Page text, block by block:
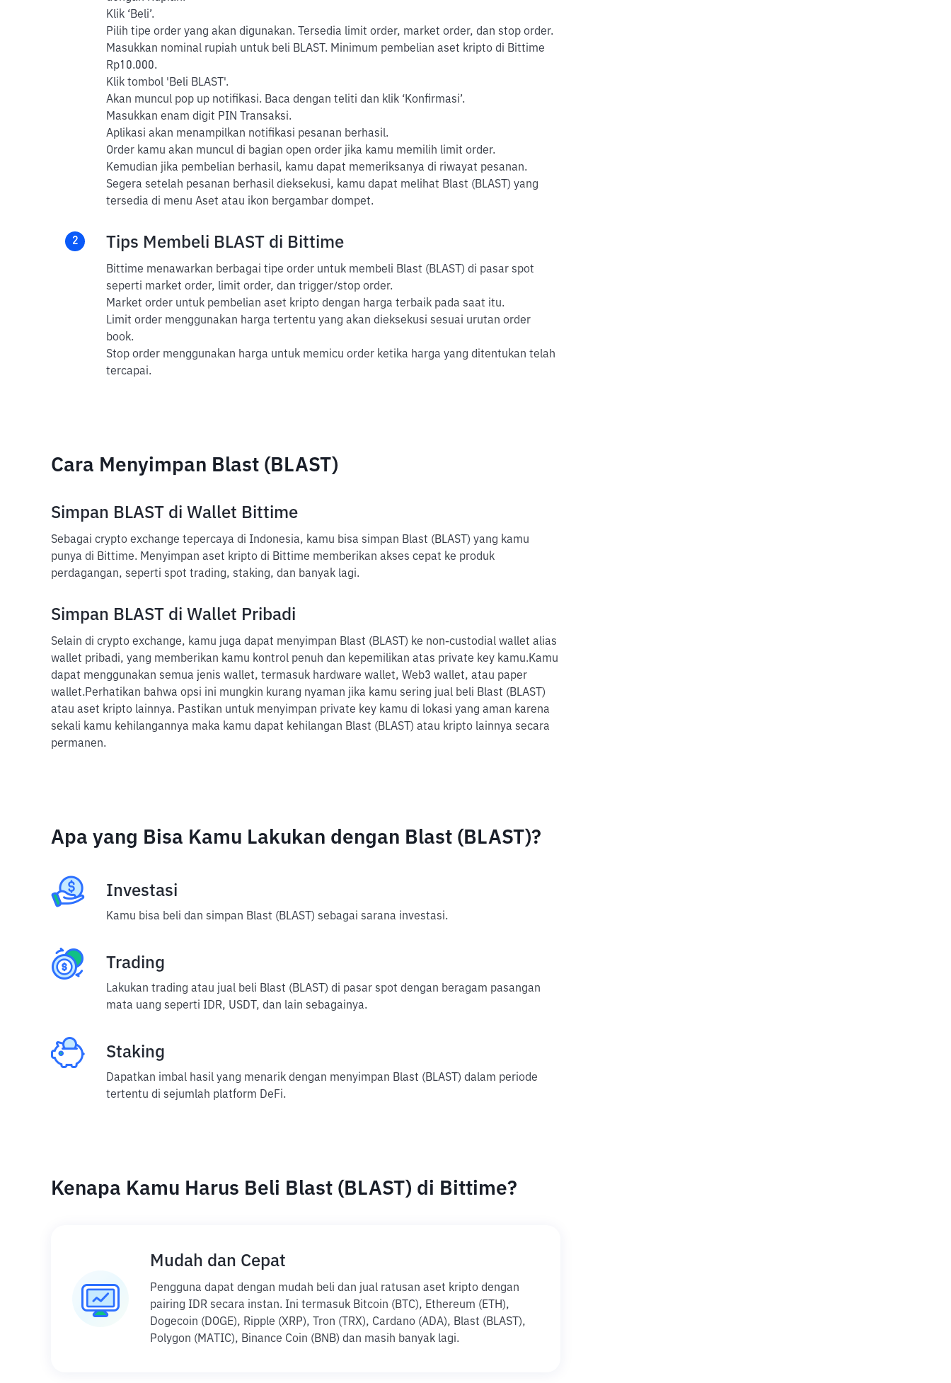
Klik ‘Beli’.
Pilih tipe order yang akan digunakan. Tersedia limit order, market order, dan stop order.
Masukkan nominal rupiah untuk beli BLAST. Minimum pembelian aset kripto di Bittime
Rp10.000.
Klik tombol 'Beli BLAST'.
Akan muncul pop up notifikasi. Baca dengan teliti dan klik ‘Konfirmasi’.
Masukkan enam digit PIN Transaksi.
Aplikasi akan menampilkan notifikasi pesanan berhasil.
Order kamu akan muncul di bagian open order jika kamu memilih limit order.
Kemudian jika pembelian berhasil, kamu dapat memeriksanya di riwayat pesanan.
Segera setelah pesanan berhasil dieksekusi, kamu dapat melihat Blast (BLAST) yang
tersedia di menu Aset atau ikon bergambar dompet.
2 Tips Membeli BLAST di Bittime
Bittime menawarkan berbagai tipe order untuk membeli Blast (BLAST) di pasar spot
seperti market order, limit order, dan trigger/stop order.
Market order untuk pembelian aset kripto dengan harga terbaik pada saat itu.
Limit order menggunakan harga tertentu yang akan dieksekusi sesuai urutan order
book.
Stop order menggunakan harga untuk memicu order ketika harga yang ditentukan telah
tercapai.
Cara Menyimpan Blast (BLAST)
Simpan BLAST di Wallet Bittime
Sebagai crypto exchange tepercaya di Indonesia, kamu bisa simpan Blast (BLAST) yang kamu
punya di Bittime. Menyimpan aset kripto di Bittime memberikan akses cepat ke produk
perdagangan, seperti spot trading, staking, dan banyak lagi.
Simpan BLAST di Wallet Pribadi
Selain di crypto exchange, kamu juga dapat menyimpan Blast (BLAST) ke non-custodial wallet alias
wallet pribadi, yang memberikan kamu kontrol penuh dan kepemilikan atas private key kamu.Kamu
dapat menggunakan semua jenis wallet, termasuk hardware wallet, Web3 wallet, atau paper
wallet.Perhatikan bahwa opsi ini mungkin kurang nyaman jika kamu sering jual beli Blast (BLAST)
atau aset kripto lainnya. Pastikan untuk menyimpan private key kamu di lokasi yang aman karena
sekali kamu kehilangannya maka kamu dapat kehilangan Blast (BLAST) atau kripto lainnya secara
permanen.
Apa yang Bisa Kamu Lakukan dengan Blast (BLAST)?
Investasi
Kamu bisa beli dan simpan Blast (BLAST) sebagai sarana investasi.
Trading
Lakukan trading atau jual beli Blast (BLAST) di pasar spot dengan beragam pasangan
mata uang seperti IDR, USDT, dan lain sebagainya.
Staking
Dapatkan imbal hasil yang menarik dengan menyimpan Blast (BLAST) dalam periode
tertentu di sejumlah platform DeFi.
Kenapa Kamu Harus Beli Blast (BLAST) di Bittime?
Mudah dan Cepat
Pengguna dapat dengan mudah beli dan jual ratusan aset kripto dengan
pairing IDR secara instan. Ini termasuk Bitcoin (BTC), Ethereum (ETH),
Dogecoin (DOGE), Ripple (XRP), Tron (TRX), Cardano (ADA), Blast (BLAST),
Polygon (MATIC), Binance Coin (BNB) dan masih banyak lagi.